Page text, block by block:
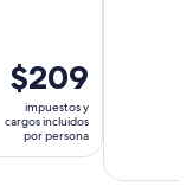
El
precio
es
de
$209
impuestos y
cargos incluidos
por persona